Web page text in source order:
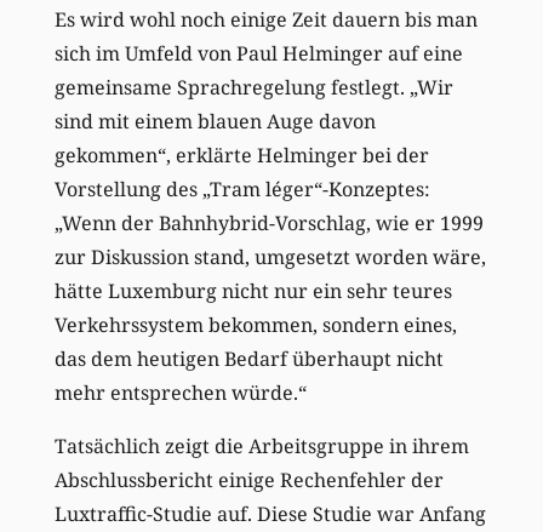
Es wird wohl noch einige Zeit dauern bis man
sich im Umfeld von Paul Helminger auf eine
gemeinsame Sprachregelung festlegt. „Wir
sind mit einem blauen Auge davon
gekommen“, erklärte Helminger bei der
Vorstellung des „Tram léger“-Konzeptes:
„Wenn der Bahnhybrid-Vorschlag, wie er 1999
zur Diskussion stand, umgesetzt worden wäre,
hätte Luxemburg nicht nur ein sehr teures
Verkehrssystem bekommen, sondern eines,
das dem heutigen Bedarf überhaupt nicht
mehr entsprechen würde.“
Tatsächlich zeigt die Arbeitsgruppe in ihrem
Abschlussbericht einige Rechenfehler der
Luxtraffic-Studie auf. Diese Studie war Anfang